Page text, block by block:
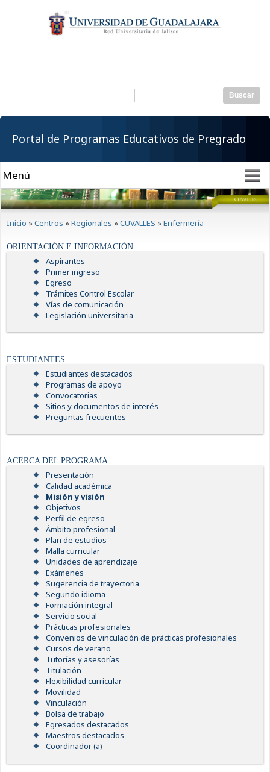
contenido
principal
Formulario de
Buscar
Portal de Programas Educativos de Pregrado
Inicio »Centros »Regionales »CUVALLES »Enfermería
ORIENTACIÓN E INFORMACIÓN
Aspirantes
Primer ingreso
Egreso
Trámites Control Escolar
Vías de comunicación
Legislación universitaria
ESTUDIANTES
Estudiantes destacados
Programas de apoyo
Convocatorias
Sitios y documentos de interés
Preguntas frecuentes
ACERCA DEL PROGRAMA
Presentación
Calidad académica
Misión y visión
Objetivos
Perfil de egreso
Ámbito profesional
Plan de estudios
Malla curricular
Unidades de aprendizaje
Exámenes
Sugerencia de trayectoria
Segundo idioma
Formación integral
Servicio social
Prácticas profesionales
Convenios de vinculación de prácticas profesionales
Cursos de verano
Tutorías y asesorías
Titulación
Flexibilidad curricular
Movilidad
Vinculación
Bolsa de trabajo
Egresados destacados
Maestros destacados
Coordinador (a)